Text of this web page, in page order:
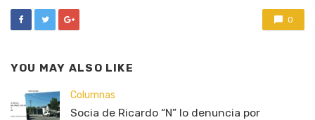
0
YOU MAY ALSO LIKE
Columnas
Socia de Ricardo “N” lo denuncia por